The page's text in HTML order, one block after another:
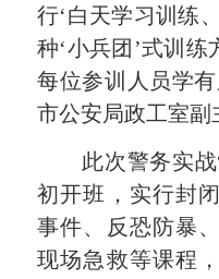
行‘白天学习训练
种‘小兵团’式训
每位参训人员学
市公安局政工室副
此次警务实战“
初开班，实行封
事件、反恐防暴
现场急救等课程